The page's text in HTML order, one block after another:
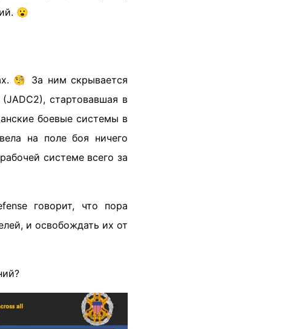
😮
🧐 За ним скрывается
стартовавшая в
боевые системы в
на поле боя ничего
системе всего за
говорит, что пора
и освобождать их от